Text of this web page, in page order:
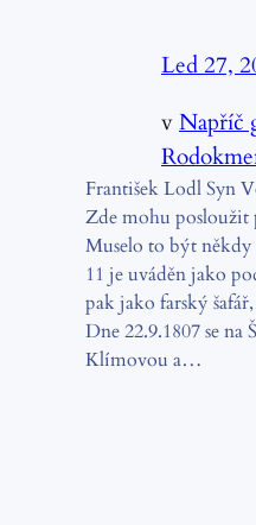
Led 27,
vNapříč
František Lodl Syn
Zde mohu
Muselo to být někdy
11 je uváděn jako
pak jako farský
Dne 22.9.1807 se na
Klímovou a…